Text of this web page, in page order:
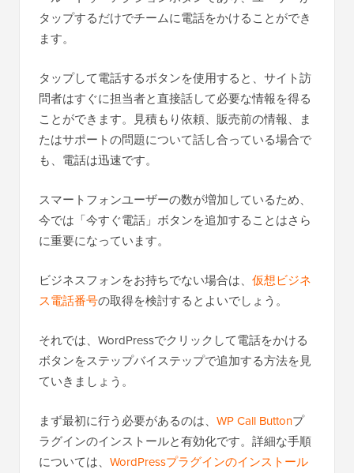
タップするだけでチームに電話をかけることができ
ます。
タップして電話するボタンを使用すると、サイト訪
問者はすぐに担当者と直接話して必要な情報を得る
ことができます。見積もり依頼、販売前の情報、ま
たはサポートの問題について話し合っている場合で
も、電話は迅速です。
スマートフォンユーザーの数が増加しているため、
今では「今すぐ電話」ボタンを追加することはさら
に重要になっています。
ビジネスフォンをお持ちでない場合は、 仮想ビジネ
ス電話番号の取得を検討するとよいでしょう。
それでは、WordPressでクリックして電話をかける
ボタンをステップバイステップで追加する方法を見
ていきましょう。
まず最初に行う必要があるのは、 WP Call Buttonプ
ラグインのインストールと有効化です。詳細な手順
については、 WordPressプラグインのインストール